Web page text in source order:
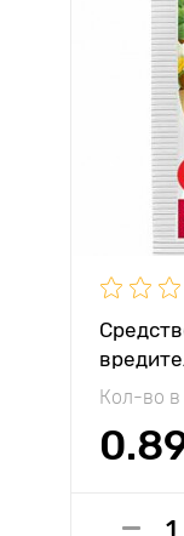
Кол-во в